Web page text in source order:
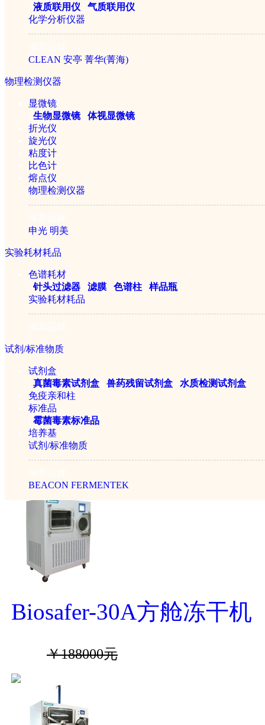
液质联用仪
气质联用仪
化学分析仪器
CLEAN 安亭 菁华(菁海)
物理检测仪器
显微镜
生物显微镜
体视显微镜
折光仪
旋光仪
粘度计
比色计
熔点仪
物理检测仪器
申光 明美
实验耗材耗品
色谱耗材
|针头过滤器 滤膜 色谱柱
样品瓶
实验耗材耗品
试剂/标准物质
试剂盒
真菌毒素试剂盒 兽药残留试剂盒
水质检测试剂盒
免疫亲和柱
标准品
霉菌毒素标准品
培养基
试剂/标准物质
BEACON FERMENTEK
Biosafer-50B压盖型方舱
￥266800元
Biosafer-50A方舱冻干机
￥222800元
Biosafer-30B压盖型方舱
￥222800元
Biosafer-30A方舱冻干机
￥188000元